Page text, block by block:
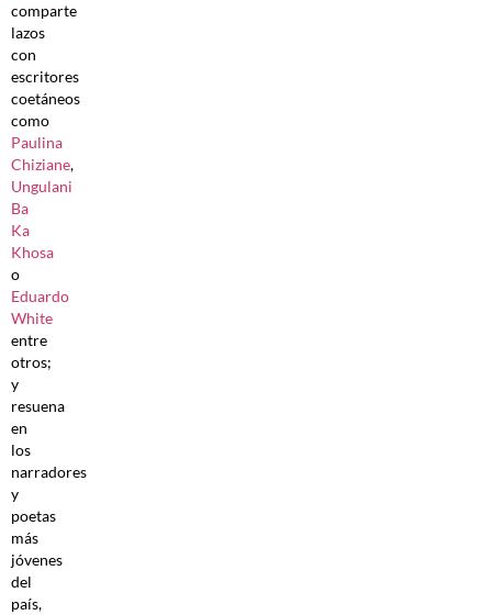
comparte
lazos
con
escritores
coetáneos
como
Paulina
Chiziane,
Ungulani
Ba
Ka
Khosa
o
Eduardo
White
entre
otros;
y
resuena
en
los
narradores
y
poetas
más
jóvenes
del
país,